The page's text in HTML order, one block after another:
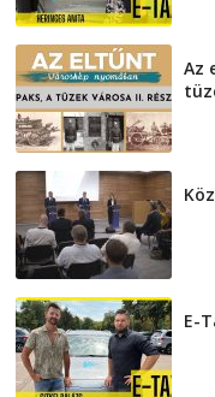
Az
E-